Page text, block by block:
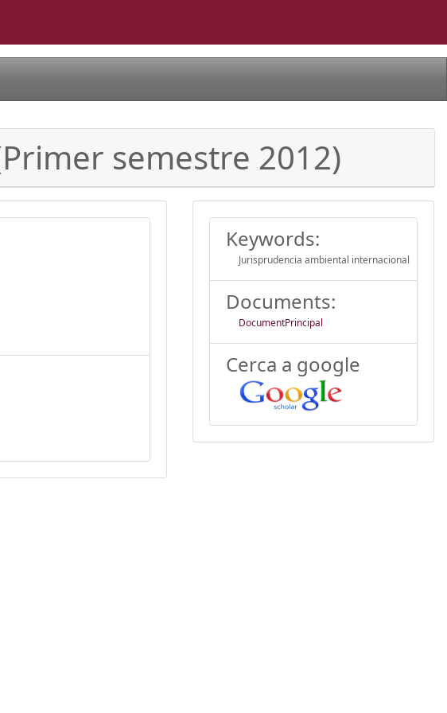
semestre 2012)
Keywords:
Jurisprudencia ambiental internacional
Documents:
DocumentPrincipal
Cerca a google